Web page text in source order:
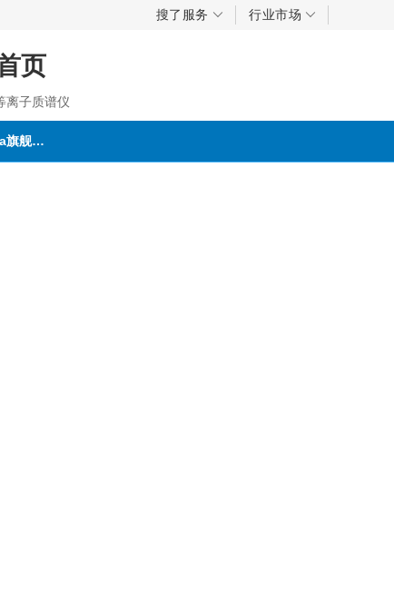
搜了服务 行业市场
页
离子质谱仪
联系pa旗舰厅首页